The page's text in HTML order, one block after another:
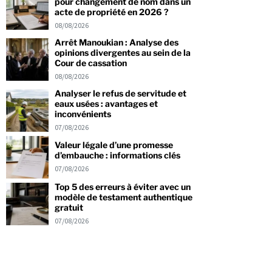
acte de propriété en 2026 ?
08/08/2026
Arrêt Manoukian : Analyse des
opinions divergentes au sein de la
Cour de cassation
08/08/2026
Analyser le refus de servitude et
eaux usées : avantages et
inconvénients
07/08/2026
Valeur légale d’une promesse
d’embauche : informations clés
07/08/2026
Top 5 des erreurs à éviter avec un
modèle de testament authentique
gratuit
07/08/2026